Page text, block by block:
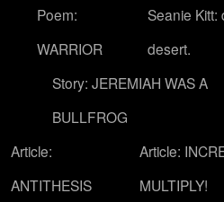
Poem:
WARRIOR
Seanie Kitt:
desert.
Story: JEREMIAH WAS A
BULLFROG
Article:
ANTITHESIS
Article:
MULTIPLY!